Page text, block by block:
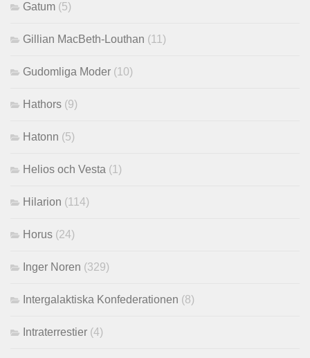
Gatum (5)
Gillian MacBeth-Louthan (11)
Gudomliga Moder (10)
Hathors (9)
Hatonn (5)
Helios och Vesta (1)
Hilarion (114)
Horus (24)
Inger Noren (329)
Intergalaktiska Konfederationen (8)
Intraterrestier (4)